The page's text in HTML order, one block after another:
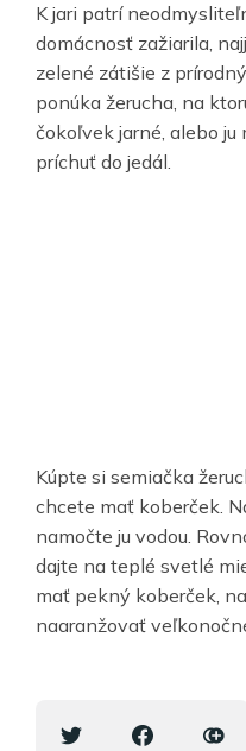
K jari patrí
domácnosť zažiarila,
zelené zátišie z
ponúka žerucha, na
čokoľvek jarné, alebo
príchuť do jedál.
Kúpte si semiačka
chcete mať koberček.
namočte ju vodou.
dajte na teplé svetlé
mať pekný koberček,
naaranžovať